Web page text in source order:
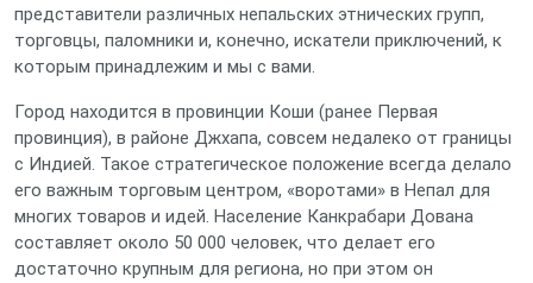
представители различных непальских этнических групп,
торговцы, паломники и, конечно, искатели приключений, к
которым принадлежим и мы с вами.
Город находится в провинции Коши (ранее Первая
провинция), в районе Джхапа, совсем недалеко от границы
с Индией. Такое стратегическое положение всегда делало
его важным торговым центром, «воротами» в Непал для
многих товаров и идей. Население Канкрабари Дована
составляет около 50 000 человек, что делает его
достаточно крупным для региона, но при этом он